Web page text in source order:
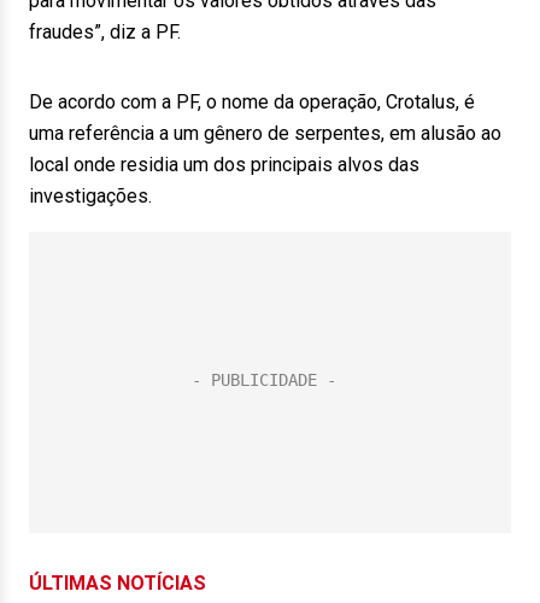
fraudes”, diz a PF.
De acordo com a PF, o nome da operação, Crotalus, é
uma referência a um gênero de serpentes, em alusão ao
local onde residia um dos principais alvos das
investigações.